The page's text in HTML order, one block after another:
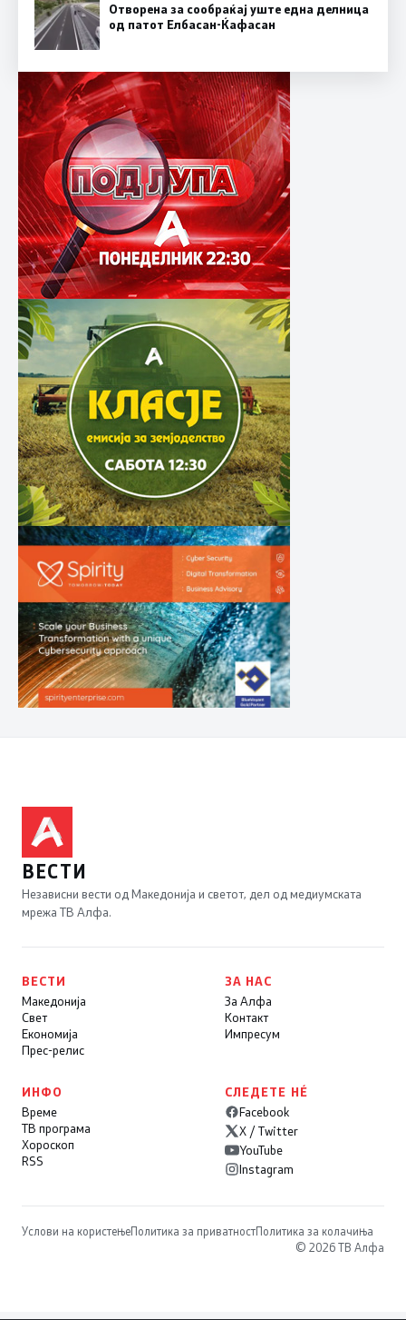
Отворена за сообраќај уште една делница
од патот Елбасан-Ќафасан
ВЕСТИ
Независни вести од Македонија и светот, дел од медиумската
мрежа ТВ Алфа.
ВЕСТИ
Македонија
Свет
Економија
Прес-релис
ЗА НАС
За Алфа
Контакт
Импресум
ИНФО
Време
ТВ програма
Хороскоп
RSS
СЛЕДЕТЕ НÉ
Facebook
X / Twitter
YouTube
Instagram
Услови на користењеПолитика за приватностПолитика за колачиња
© 2026 ТВ Алфа